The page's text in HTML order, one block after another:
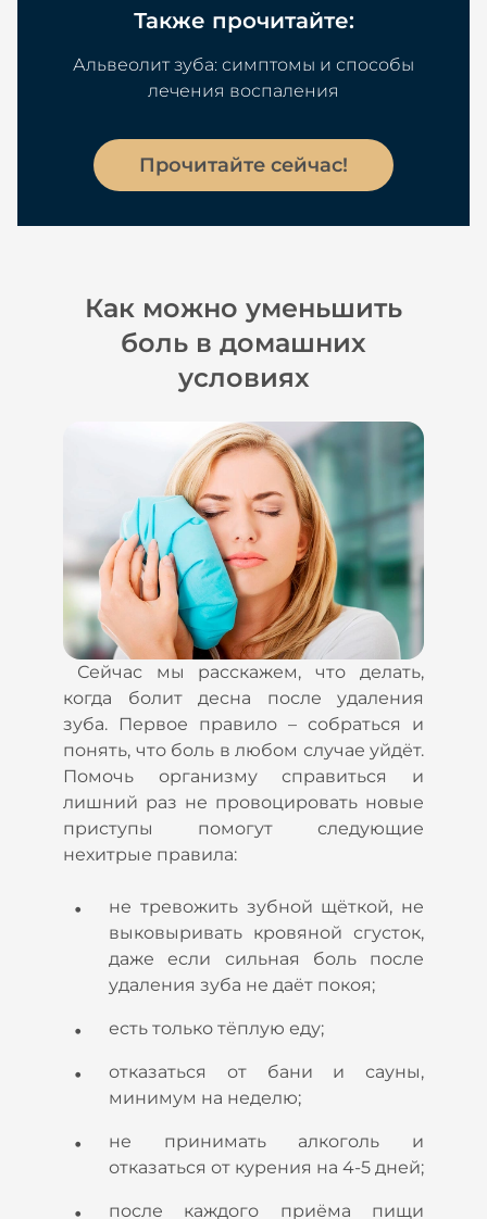
Также прочитайте:
Альвеолит зуба: симптомы и способы
лечения воспаления
Прочитайте сейчас!
Как можно уменьшить
боль в домашних
условиях
Сейчас мы расскажем, что делать,
когда болит десна после удаления
зуба. Первое правило – собраться и
понять, что боль в любом случае уйдёт.
Помочь организму справиться и
лишний раз не провоцировать новые
приступы помогут следующие
нехитрые правила:
не тревожить зубной щёткой, не
выковыривать кровяной сгусток,
даже если сильная боль после
удаления зуба не даёт покоя;
есть только тёплую еду;
отказаться от бани и сауны,
минимум на неделю;
не принимать алкоголь и
отказаться от курения на 4-5 дней;
после каждого приёма пищи